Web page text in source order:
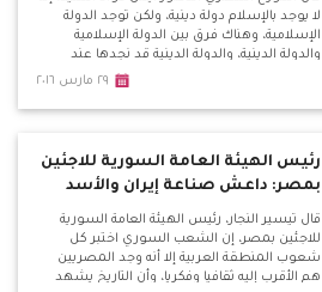
لا يوجد بالإسلام دولة دينية، ولكن توجد الدولة
الإسلامية، وهناك فرق بين الدولة الإسلامية
والدولة الدينية، والدولة الدينية قد نجدها عند
٢٩ مارس ٢٠١٦
رئيس الهيئة العامة السورية للاجئين
بمصر: داعش صناعة إيران والأسد
قال تيسير النجار، رئيس الهيئة العامة السورية
للاجئين بمصر، إن الشعب السوري اختبر كل
شعوب المنطقة العربية إلا أنه وجد المصريين
هم الأقرب إليه ثقافيا وفكريا، وأن التاريخ يشهد